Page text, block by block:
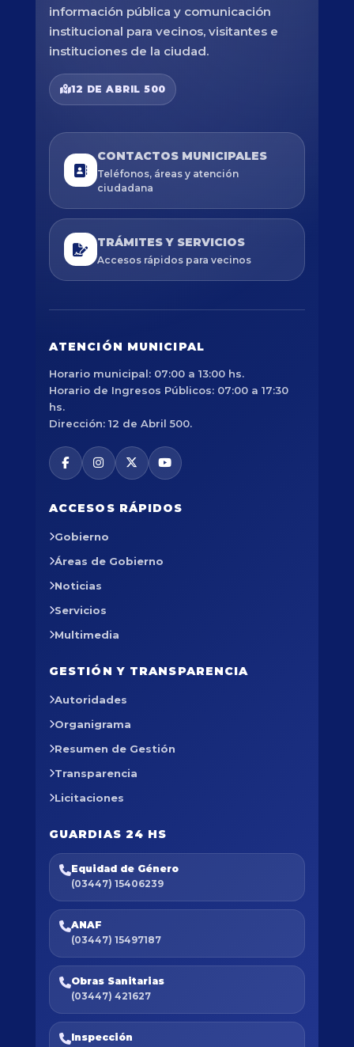
información pública y comunicación
institucional para vecinos, visitantes e
instituciones de la ciudad.
12 DE ABRIL 500
CONTACTOS MUNICIPALES
Teléfonos, áreas y atención
ciudadana
TRÁMITES Y SERVICIOS
Accesos rápidos para vecinos
ATENCIÓN MUNICIPAL
Horario municipal: 07:00 a 13:00 hs.
Horario de Ingresos Públicos: 07:00 a 17:30
hs.
Dirección: 12 de Abril 500.
ACCESOS RÁPIDOS
Gobierno
Áreas de Gobierno
Noticias
Servicios
Multimedia
GESTIÓN Y TRANSPARENCIA
Autoridades
Organigrama
Resumen de Gestión
Transparencia
Licitaciones
GUARDIAS 24 HS
Equidad de Género
(03447) 15406239
ANAF
(03447) 15497187
Obras Sanitarias
(03447) 421627
Inspección